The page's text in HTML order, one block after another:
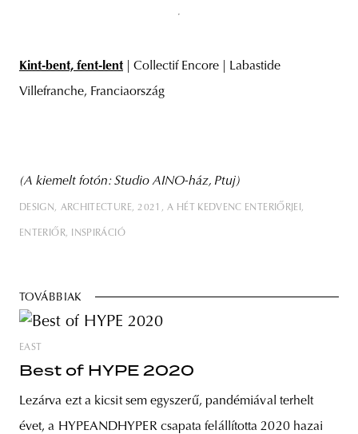
Kint-bent, fent-lent| Collectif Encore | Labastide
Villefranche, Franciaország
(A kiemelt fotón: Studio AINO-ház, Ptuj)
DESIGN ARCHITECTURE 2021 A HÉT KEDVENC ENTERIŐRJEI
ENTERIŐR INSPIRÁCIÓ
TOVÁBBIAK
EAST
Best of HYPE 2020
Lezárva ezt a kicsit sem egyszerű, pandémiával terhelt
évet, a HYPEANDHYPER csapata felállította 2020 hazai